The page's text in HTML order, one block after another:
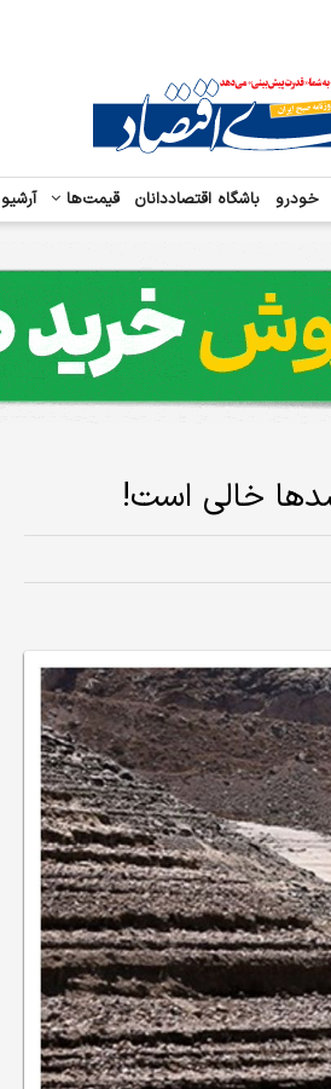
خودرو باشگاه اقتصاددانان قیمت‌ها آرشیو